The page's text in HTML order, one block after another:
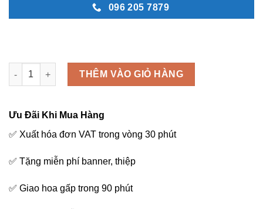
096 205 7879
May mắn 1 - D20 số lượng
THÊM VÀO GIỎ HÀNG
Ưu Đãi Khi Mua Hàng
✅ Xuất hóa đơn VAT trong vòng 30 phút
✅ Tặng miễn phí banner, thiệp
✅ Giao hoa gấp trong 90 phút